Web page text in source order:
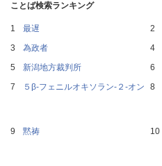
ことば検索ランキング
最遅
為政者
新潟地方裁判所
５β‐フェニルオキソラン‐２‐オン
黙祷